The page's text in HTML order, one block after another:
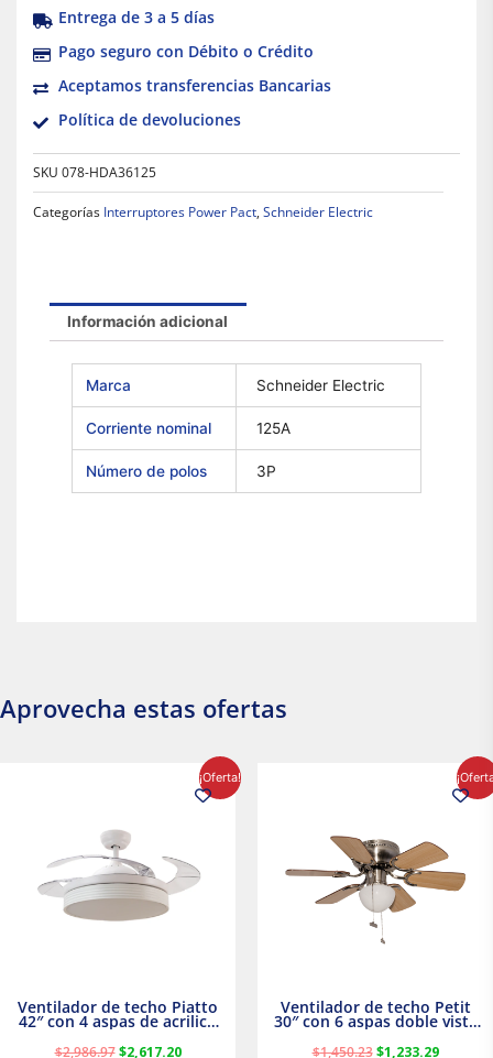
Entrega de 3 a 5 días
Pago seguro con Débito o Crédito
Aceptamos transferencias Bancarias
Política de devoluciones
SKU 078-HDA36125
Categorías Interruptores Power Pact, Schneider Electric
Información adicional
Marca Schneider Electric
Corriente nominal 125A
Número de polos 3P
Aprovecha estas ofertas
¡Oferta!
Ventilador de techo Piatto
42″ con 4 aspas de acrilico
transparente
$2,986.97
$2,986.97.
$2,617.20
precio
actual
Ventilador de techo Petit
30″ con 6 aspas doble vista
Satinado Masterfan
$1,450.23
$1,450.23.
$1,233.29
precio
actual